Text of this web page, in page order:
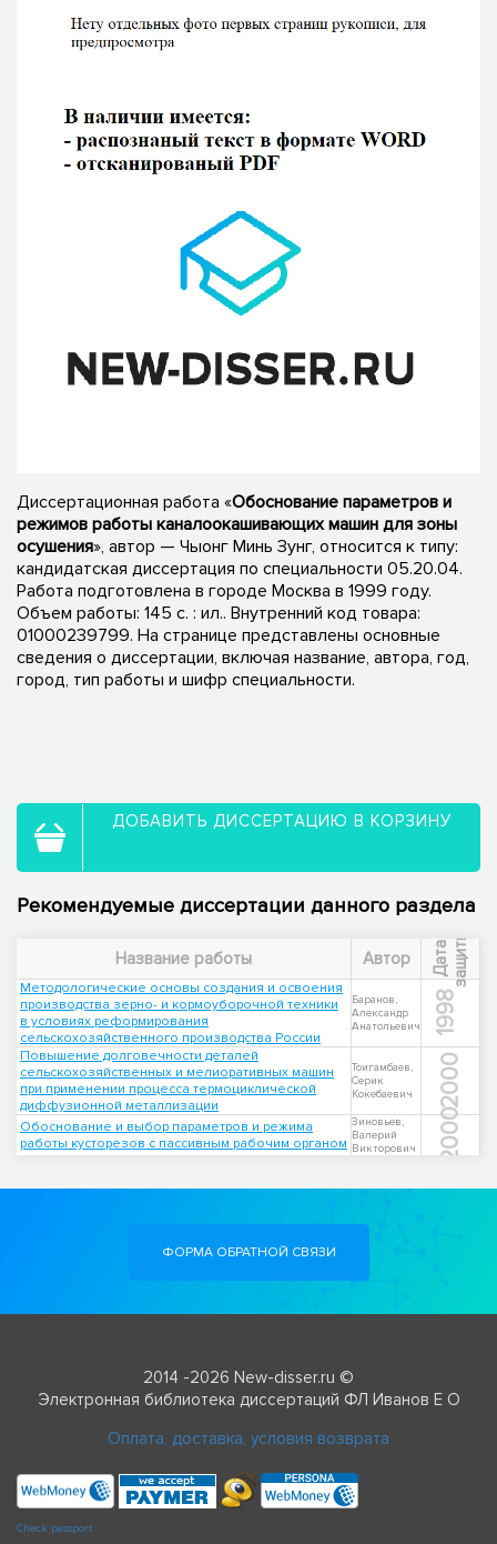
Диссертационная работа «Обоснование параметров и
режимов работы каналоокашивающих машин для зоны
осушения», автор — Чыонг Минь Зунг, относится к типу:
кандидатская диссертация по специальности 05.20.04.
Работа подготовлена в городе Москва в 1999 году.
Объем работы: 145 с. : ил.. Внутренний код товара:
01000239799. На странице представлены основные
сведения о диссертации, включая название, автора, год,
город, тип работы и шифр специальности.
ДОБАВИТЬ ДИССЕРТАЦИЮ В КОРЗИНУ
Рекомендуемые диссертации данного раздела
Название работы Автор Д
а
т
а
з
а
щ
и
т ы
Методологические основы создания и освоения
производства зерно- и кормоуборочной техники
в условиях реформирования
сельскохозяйственного производства России
Баранов,
Александр
Анатольевич
1998
Повышение долговечности деталей
сельскохозяйственных и мелиоративных машин
при применении процесса термоциклической
диффузионной металлизации
Тоигамбаев,
Серик
Кокебаевич
2000
Обоснование и выбор параметров и режима
работы кусторезов с пассивным рабочим органом
Зиновьев,
Валерий
Викторович
2000
ФОРМА ОБРАТНОЙ СВЯЗИ
2014 -2026 New-disser.ru ©
Электронная библиотека диссертаций ФЛ Иванов Е О
Оплата, доставка, условия возврата
Check passport